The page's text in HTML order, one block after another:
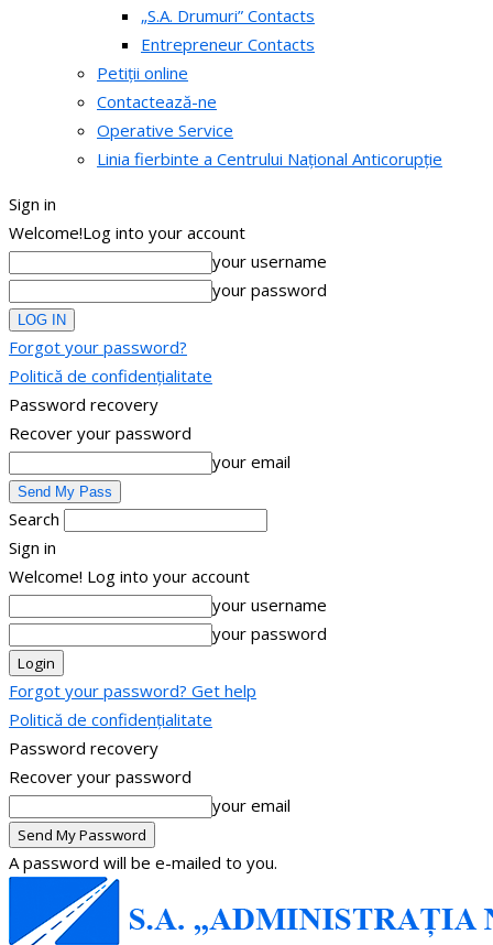
„S.A. Drumuri” Contacts
Entrepreneur Contacts
Petiții online
Contactează-ne
Operative Service
Linia fierbinte a Centrului Național Anticorupție
Sign in
Welcome!Log into your account
your username
your password
Forgot your password?
Politică de confidențialitate
Password recovery
Recover your password
your email
Search
Sign in
Welcome! Log into your account
your username
your password
Forgot your password? Get help
Politică de confidențialitate
Password recovery
Recover your password
your email
A password will be e-mailed to you.